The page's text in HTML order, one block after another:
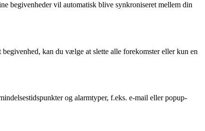
begivenheder vil automatisk blive synkroniseret mellem din
kan du vælge at slette alle forekomster eller kun en
og alarmtyper, f.eks. e-mail eller popup-